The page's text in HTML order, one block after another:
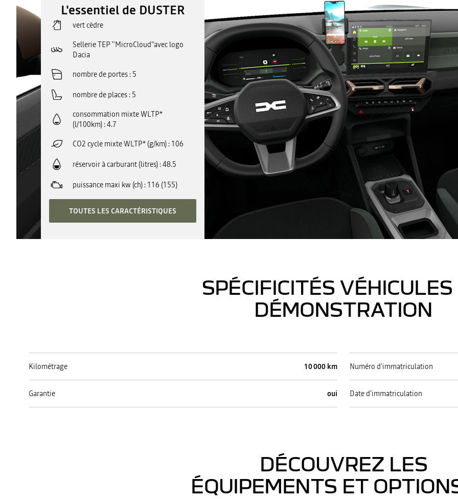
L'essentiel de DUSTER
vert cèdre
Sellerie TEP "MicroCloud"avec logo
Dacia
nombre de portes 5
nombre de places 5
consommation mixte WLTP*
(l/100km) 4.7
CO2 cycle mixte WLTP* (g/km) 106
réservoir à carburant (litres) 48.5
puissance maxi kw (ch) 116 (155)
TOUTES LES CARACTÉRISTIQUES
SPÉCIFICITÉS VÉHICULES
DÉMONSTRATION
Kilométrage 10 000 km Numéro d'immatriculation
Garantie oui Date d'immatriculation
DÉCOUVREZ LES
ÉQUIPEMENTS ET